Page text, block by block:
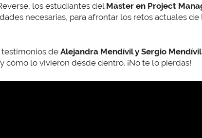
los estudiantes del Master en Project
necesarias, para afrontar los retos actuales de
testimonios de Alejandra Mendívil y Sergio Mendívil
cómo lo vivieron desde dentro. ¡No te lo pierdas!